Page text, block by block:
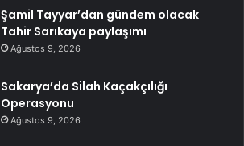
Şamil Tayyar’dan gündem olacak
Tahir Sarıkaya paylaşımı
Ağustos 9, 2026
Sakarya’da Silah Kaçakçılığı
Operasyonu
Ağustos 9, 2026